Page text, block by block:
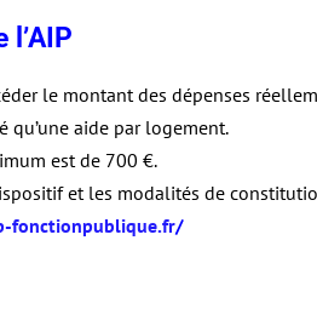
l’AIP
le montant des dépenses
qu’une aide par logement.
est de 700 €.
et les modalités de
fonctionpublique.fr/